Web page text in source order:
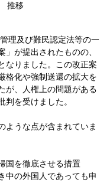
推移
理及び難民認定法等の一
」が提出されたものの、
なりました。この改正案
格化や強制送還の拡大を
が、人権上の問題がある
判を受けました。
ような点が含まれていま
国を徹底させる措置
中の外国人であっても申